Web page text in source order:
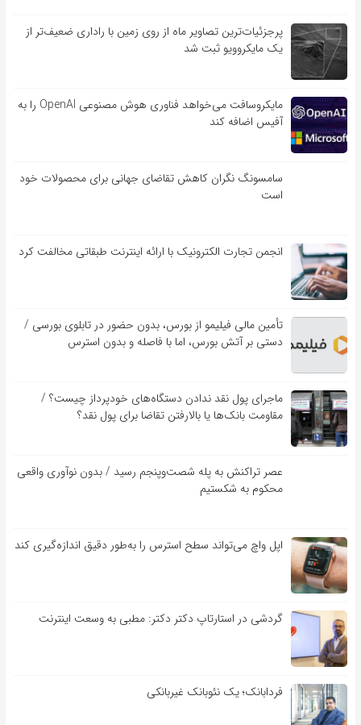
پرجزئیات‌ترین تصاویر ماه از روی زمین با راداری ضعیف‌تر از
یک مایکروویو ثبت شد
مایکروسافت می‌خواهد فناوری هوش مصنوعی OpenAI را به
آفیس اضافه کند
سامسونگ نگران کاهش تقاضای جهانی برای محصولات خود
است
انجمن تجارت الکترونیک با ارائه اینترنت طبقاتی مخالفت کرد
تأمین مالی فیلیمو از بورس، بدون حضور در تابلوی بورسی /
دستی بر آتش بورس، اما با فاصله و بدون استرس
ماجرای پول نقد ندادن دستگاه‌های خودپرداز چیست؟ /
مقاومت بانک‌ها یا بالارفتن تقاضا برای پول نقد؟
عصر تراکنش به پله شصت‌وپنجم رسید / بدون نوآوری واقعی
محکوم به شکستیم
اپل واچ می‌تواند سطح استرس را به‌طور دقیق اندازه‌گیری کند
گردشی در استارتاپ دکتر دکتر: مطبی به وسعت اینترنت
فردابانک؛ یک نئوبانک غیربانکی